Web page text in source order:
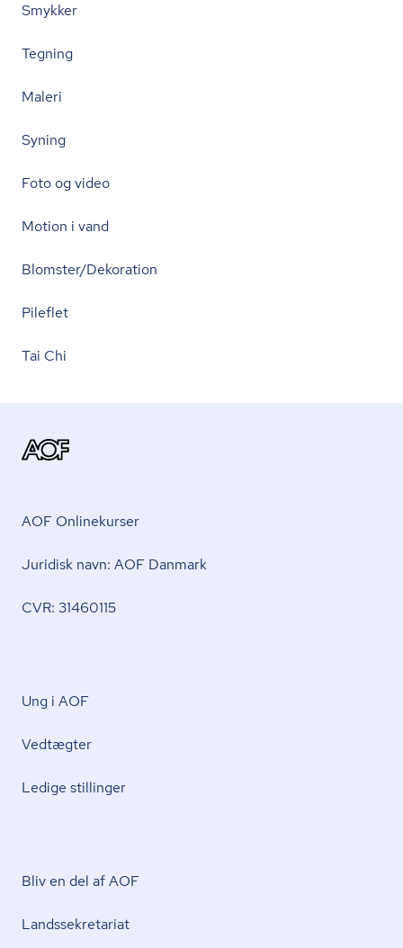
Smykker
Tegning
Maleri
Syning
Foto og video
Motion i vand
Blomster/Dekoration
Pileflet
Tai Chi
AOF Onlinekurser
Juridisk navn: AOF Danmark
CVR: 31460115
Ung i AOF
Vedtægter
Ledige stillinger
Bliv en del af AOF
Lands­se­kre­ta­ri­at